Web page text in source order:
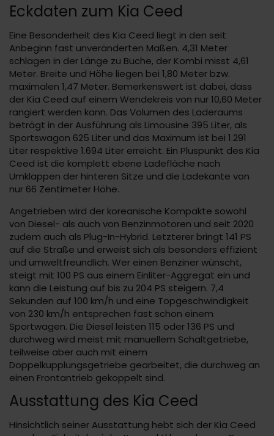
Eckdaten zum Kia Ceed
Eine Besonderheit des Kia Ceed liegt in den seit
Anbeginn fast unveränderten Maßen. 4,31 Meter
schlagen in der Länge zu Buche, der Kombi misst 4,61
Meter. Breite und Höhe liegen bei 1,80 Meter bzw.
maximalen 1,47 Meter. Bemerkenswert ist dabei, dass
der Kia Ceed auf einem Wendekreis von nur 10,60 Meter
rangiert werden kann. Das Volumen des Laderaums
beträgt in der Ausführung als Limousine 395 Liter, als
Sportswagon 625 Liter und das Maximum ist bei 1.291
Liter respektive 1.694 Liter erreicht. Ein Pluspunkt des Kia
Ceed ist die komplett ebene Ladefläche nach
Umklappen der hinteren Sitze und die Ladekante von
nur 66 Zentimeter Höhe.
Angetrieben wird der koreanische Kompakte sowohl
von Diesel- als auch von Benzinmotoren und seit 2020
zudem auch als Plug-In-Hybrid. Letzterer bringt 141 PS
auf die Straße und erweist sich als besonders effizient
und umweltfreundlich. Wer einen Benziner wünscht,
steigt mit 100 PS aus einem Einliter-Aggregat ein und
kann die Leistung auf bis zu 204 PS steigern. 7,4
Sekunden auf 100 km/h und eine Topgeschwindigkeit
von 230 km/h entsprechen fast schon einem
Sportwagen. Die Diesel leisten 115 oder 136 PS und
durchweg wird meist mit manuellem Schaltgetriebe,
teilweise aber auch mit einem
Doppelkupplungsgetriebe gearbeitet, die durchweg an
einen Frontantrieb gekoppelt sind.
Ausstattung des Kia Ceed
Hinsichtlich seiner Ausstattung hebt sich der Kia Ceed